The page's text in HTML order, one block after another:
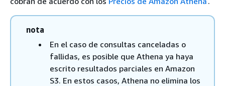
nota
En el caso de consultas canceladas o
fallidas, es posible que Athena ya haya
escrito resultados parciales en Amazon
S3. En estos casos, Athena no elimina los